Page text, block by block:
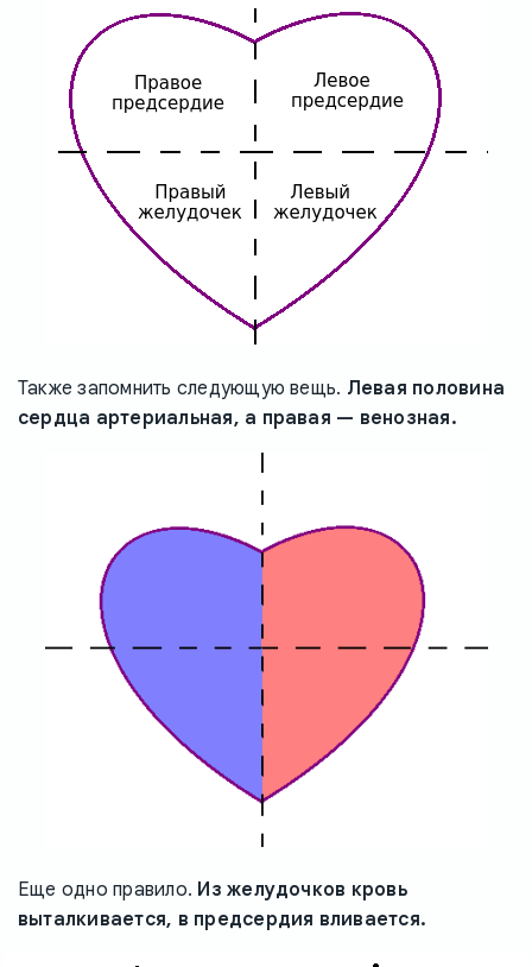
Также запомнить следующую вещь. Левая половина
сердца артериальная, а правая — венозная.
Еще одно правило. Из желудочков кровь
выталкивается, в предсердия вливается.